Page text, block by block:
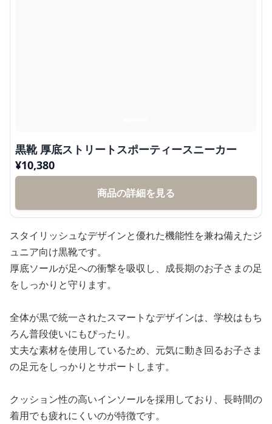
黒靴 厚底ストリートスポーティースニーカー
¥10,380
商品の詳細を見る
スタイリッシュなデザインと優れた機能性を兼ね備えたジ
ュニア向け黒靴です。
厚底ソールが足への衝撃を吸収し、成長期のお子さまの足
をしっかりと守ります。
全体が黒で統一されたスマートなデザインは、学校はもち
ろん普段使いにもぴったり。
丈夫な素材を使用しているため、元気に動き回るお子さま
の足元をしっかりとサポートします。
クッション性の高いインソールを採用しており、長時間の
着用でも疲れにくいのが特徴です。